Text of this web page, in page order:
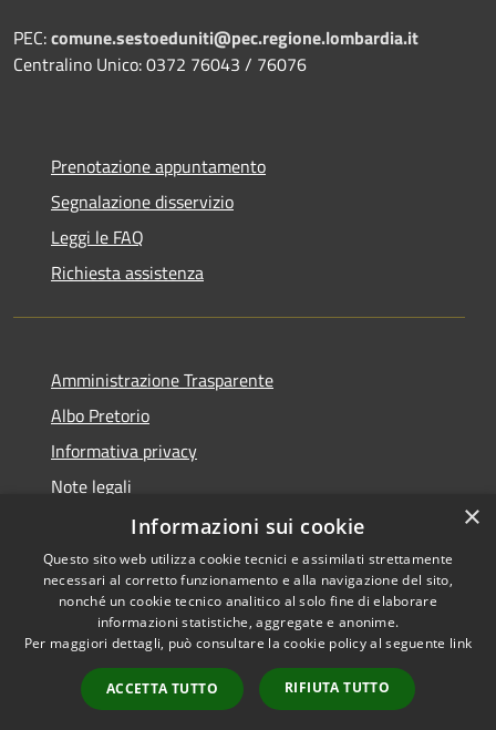
PEC:comune.sestoeduniti@pec.regione.lombardia.it
Centralino Unico: 0372 76043 / 76076
Prenotazione appuntamento
Segnalazione disservizio
Leggi le FAQ
Richiesta assistenza
Amministrazione Trasparente
Albo Pretorio
Informativa privacy
Note legali
Dichiarazione di accessibilità
RSS
Accessibilità
Copyright © 2026 • Comune di
Municipium•
Accesso
redazione
×
Informazioni sui cookie
Questo sito web utilizza cookie tecnici e assimilati strettamente
necessari al corretto funzionamento e alla navigazione del sito,
nonché un cookie tecnico analitico al solo fine di elaborare
informazioni statistiche, aggregate e anonime.
Per maggiori dettagli, può consultare la cookie policy al seguente link
ACCETTA TUTTO RIFIUTA TUTTO